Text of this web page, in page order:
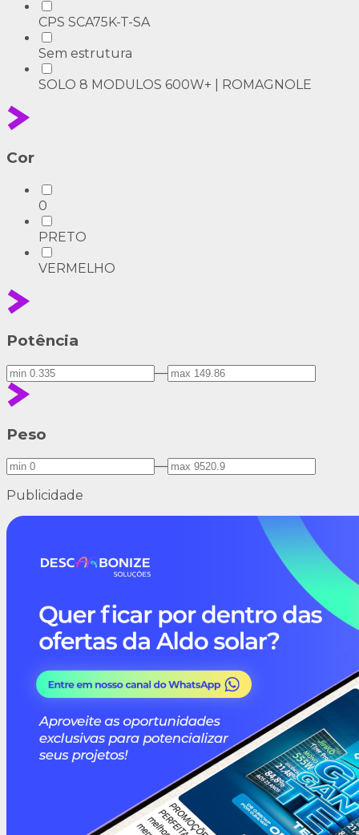
CPS SCA75K-T-SA
Sem estrutura
SOLO 8 MODULOS 600W+ | ROMAGNOLE
Cor
0
PRETO
VERMELHO
Potência
—
Peso
—
Publicidade